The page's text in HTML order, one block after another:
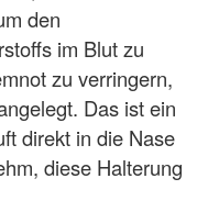
den
im Blut zu
zu verringern,
Das ist ein
direkt in die Nase
diese Halterung